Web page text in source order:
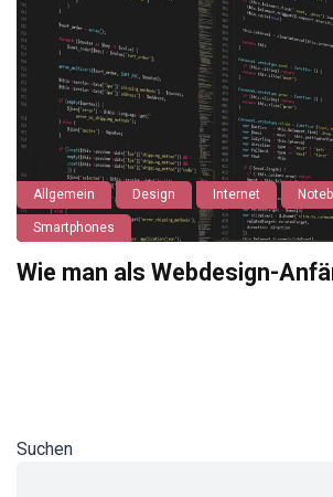
Allgemein Design Internet
Smartphones
Wie man als Webdesign-
Suchen